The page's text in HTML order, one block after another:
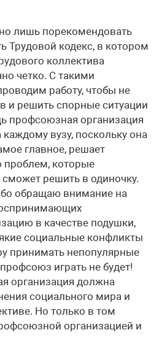
лишь порекомендовать
Трудовой кодекс, в котором
коллектива
четко. С такими
работу, чтобы не
и решить спорные ситуации
профсоюзная организация
вузу, поскольку она
главное, решает
проблем, которые
сможет решить в одиночку.
обращаю внимание на
в качестве подушки,
социальные конфликты
принимать непопулярные
играть не будет!
организация должна
социального мира и
Но только в том
организацией и